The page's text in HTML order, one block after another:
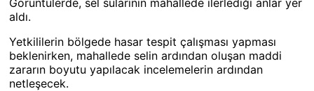
aldı.
Yetkililerin bölgede hasar tespit çalışması yapması
beklenirken, mahallede selin ardından oluşan maddi
zararın boyutu yapılacak incelemelerin ardından
netleşecek.